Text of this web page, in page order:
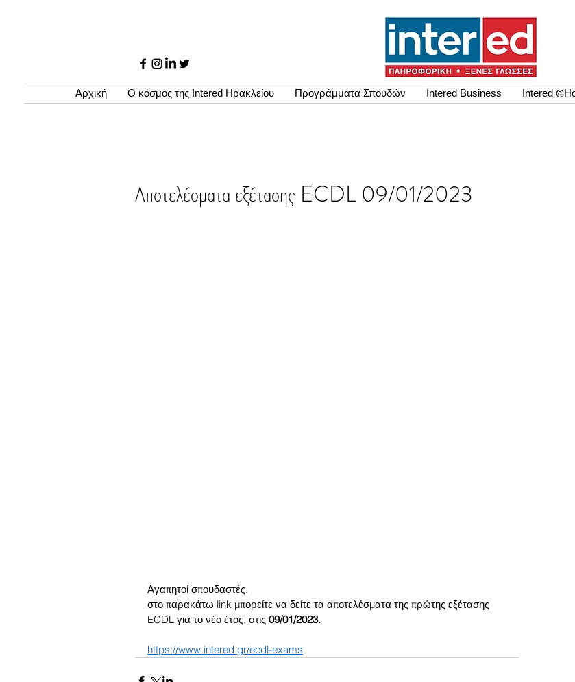
Αρχική Ο κόσμος της Intered Ηρακλείου Προγράμματα Σπουδών Intered Business Intered
Αποτελέσματα εξέτασης ECDL 09/01/2023
Αγαπητοί σπουδαστές,
στο παρακάτω link μπορείτε να δείτε τα αποτελέσματα της πρώτης εξέτασης
ECDL για το νέο έτος, στις 09/01/2023.
https://www.intered.gr/ecdl-exams